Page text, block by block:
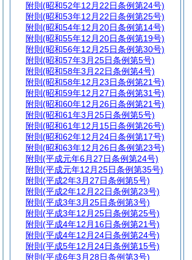
附則 (昭和52年12月22日条例第24号)
附則 (昭和53年12月22日条例第25号)
附則 (昭和54年12月20日条例第14号)
附則 (昭和55年12月20日条例第19号)
附則 (昭和56年12月25日条例第30号)
附則 (昭和57年3月25日条例第5号)
附則 (昭和58年3月22日条例第4号)
附則 (昭和58年12月23日条例第21号)
附則 (昭和59年12月27日条例第31号)
附則 (昭和60年12月26日条例第21号)
附則 (昭和61年3月25日条例第5号)
附則 (昭和61年12月15日条例第26号)
附則 (昭和62年12月24日条例第17号)
附則 (昭和63年12月26日条例第23号)
附則 (平成元年6月27日条例第24号)
附則 (平成元年12月25日条例第35号)
附則 (平成2年3月27日条例第5号)
附則 (平成2年12月22日条例第23号)
附則 (平成3年3月25日条例第3号)
附則 (平成3年12月25日条例第25号)
附則 (平成4年12月16日条例第21号)
附則 (平成4年12月24日条例第24号)
附則 (平成5年12月24日条例第15号)
附則 (平成6年3月28日条例第3号)